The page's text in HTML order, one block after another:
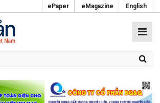
ePaper eMagazine English